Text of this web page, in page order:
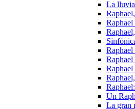
La
Raphael
Un
La gran